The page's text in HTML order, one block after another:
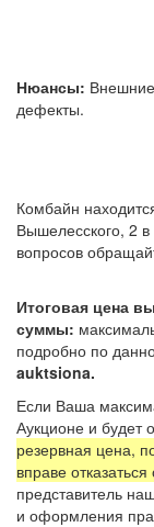
Нюансы:
дефекты.
Комбайн
Вышелесского, 2
вопросов
Итоговая цена
суммы:
подробно по
auktsiona.
Если Ваша
Аукционе и будет
резервная цена,
вправе
представитель
и оформления